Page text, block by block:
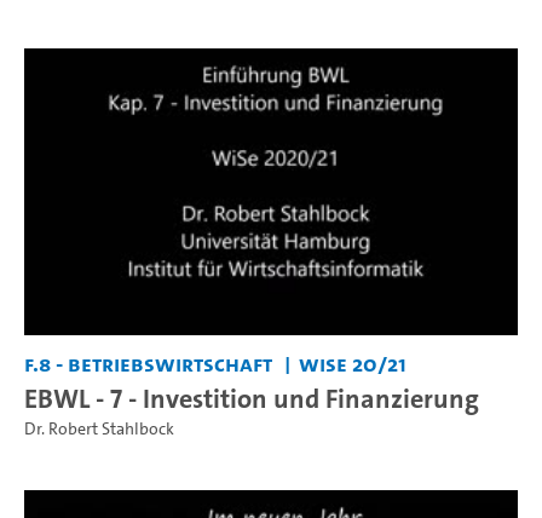
F.8 - Betriebswirtschaft WiSe 20/21
EBWL - 7 - Investition und Finanzierung
Dr. Robert Stahlbock